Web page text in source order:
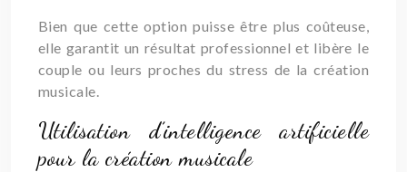
Bien que cette option puisse être plus coûteuse,
elle garantit un résultat professionnel et libère le
couple ou leurs proches du stress de la création
musicale.
Utilisation d’intelligence artificielle
pour la création musicale